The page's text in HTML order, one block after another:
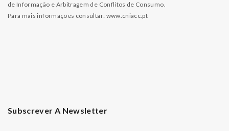
de Informação e Arbitragem de Conflitos de Consumo.
Para mais informações consultar: www.cniacc.pt
Subscrever A Newsletter